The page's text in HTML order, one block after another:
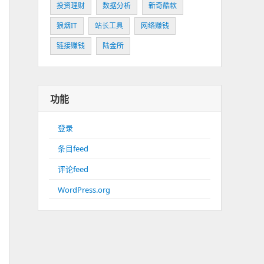
投资理财
数据分析
新奇酷软
狼烟IT
站长工具
网络赚钱
链接赚钱
陆金所
功能
登录
条目feed
评论feed
WordPress.org